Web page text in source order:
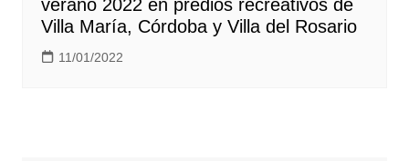
verano 2022 en predios recreativos de
Villa María, Córdoba y Villa del Rosario
11/01/2022